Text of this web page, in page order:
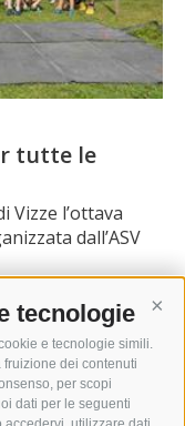
tecnologie
e tecnologie simili.
dei contenuti
per scopi
dati per le seguenti
tutte le
Vizze l’ottava
dall’ASV